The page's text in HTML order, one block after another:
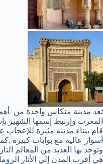
تعد مدينة منكاس واحدة من
المغرب وإرتبط إسمها الشهير
قام ببناء مدينة مثيرة للإعجاب
أسوار عالية مع بوابات كبيرة
وتوجد بها العديد من المعالم
هي أقرب المدن إلي الأثار